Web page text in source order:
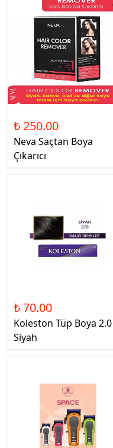
₺ 250.00
Neva Saçtan Boya
Çıkarıcı
₺ 70.00
Koleston Tüp Boya 2.0
Siyah